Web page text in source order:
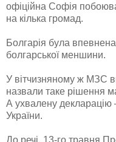
офіційна Софія
на кілька громад.
Болгарія була
болгарської меншини.
У вітчизняному ж МЗС
назвали таке рішення
А ухвалену декларацію
України.
До речі, 13-го травня